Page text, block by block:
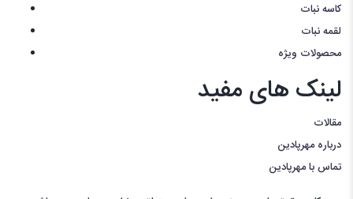
کاسه نبات
لقمه نبات
محصولات ویژه
لینک های مفید
مقالات
درباره مهرپادین
تماس با مهرپادین